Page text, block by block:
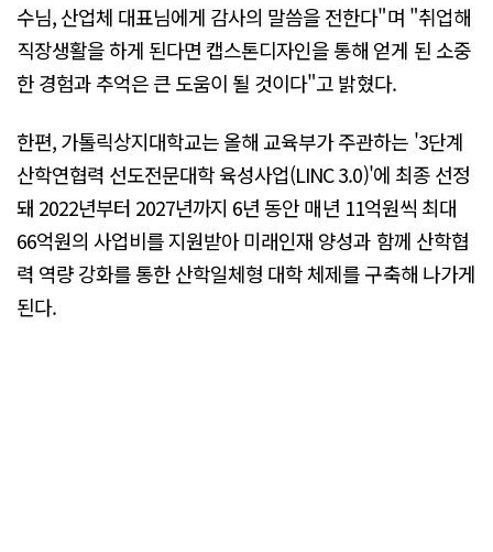
수님, 산업체 대표님에게 감사의 말씀을 전한다"며 "취업해
직장생활을 하게 된다면 캡스톤디자인을 통해 얻게 된 소중
한 경험과 추억은 큰 도움이 될 것이다"고 밝혔다.
한편, 가톨릭상지대학교는 올해 교육부가 주관하는 '3단계
산학연협력 선도전문대학 육성사업(LINC 3.0)'에 최종 선정
돼 2022년부터 2027년까지 6년 동안 매년 11억원씩 최대
66억원의 사업비를 지원받아 미래인재 양성과 함께 산학협
력 역량 강화를 통한 산학일체형 대학 체제를 구축해 나가게
된다.